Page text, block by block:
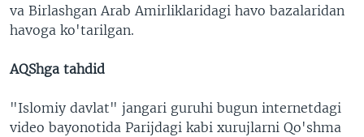
va Birlashgan Arab Amirliklaridagi havo bazalaridan
havoga ko'tarilgan.
AQShga tahdid
"Islomiy davlat" jangari guruhi bugun internetdagi
video bayonotida Parijdagi kabi xurujlarni Qo'shma